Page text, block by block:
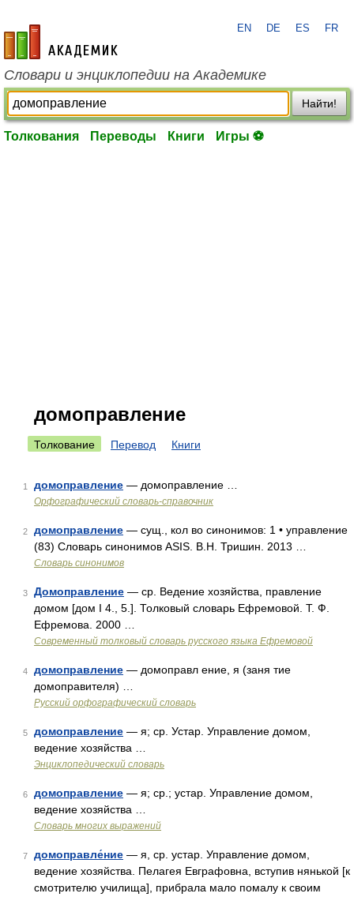
academic.ru
EN DE ES FR
Словари и энциклопедии на Академике
Найти!
Толкования Переводы Книги Игры ⚽
домоправление
Толкование Перевод Книги
1 домоправление — домоправление …
Орфографический словарь-справочник
2 домоправление — сущ., кол во синонимов: 1 • управление
(83) Словарь синонимов ASIS. В.Н. Тришин. 2013 …
Словарь синонимов
3 Домоправление — ср. Ведение хозяйства, правление
домом [дом I 4., 5.]. Толковый словарь Ефремовой. Т. Ф.
Ефремова. 2000 …
Современный толковый словарь русского языка Ефремовой
4 домоправление — домоправл ение, я (заня тие
домоправителя) …
Русский орфографический словарь
5 домоправление — я; ср. Устар. Управление домом,
ведение хозяйства …
Энциклопедический словарь
6 домоправление — я; ср.; устар. Управление домом,
ведение хозяйства …
Словарь многих выражений
7 домоправле́ние — я, ср. устар. Управление домом,
ведение хозяйства. Пелагея Евграфовна, вступив нянькой [к
смотрителю училища], прибрала мало помалу к своим